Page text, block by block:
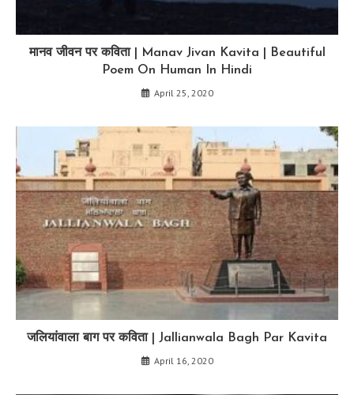
मानव जीवन पर कविता | Manav Jivan Kavita | Beautiful
Poem On Human In Hindi
April 25, 2020
जलियांवाला बाग पर कविता | Jallianwala Bagh Par Kavita
April 16, 2020